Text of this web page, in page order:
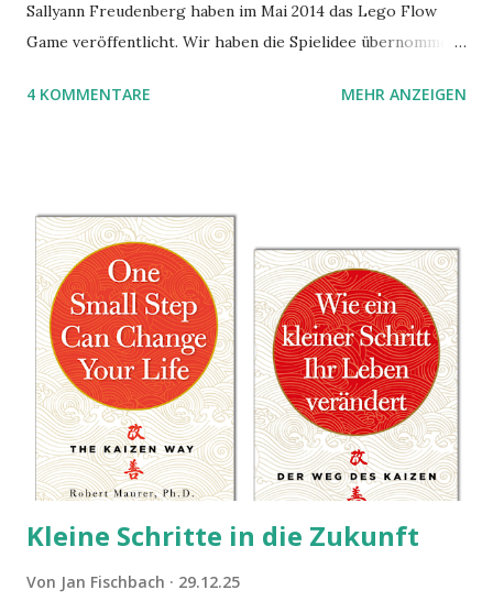
Sallyann Freudenberg haben im Mai 2014 das Lego Flow
Game veröffentlicht. Wir haben die Spielidee übernommen,
benutzen wir Material aus Grzegorz Rejchtmans Ubongo-
4 KOMMENTARE MEHR ANZEIGEN
Kleine Schritte in die Zukunft
Von Jan Fischbach 29.12.25